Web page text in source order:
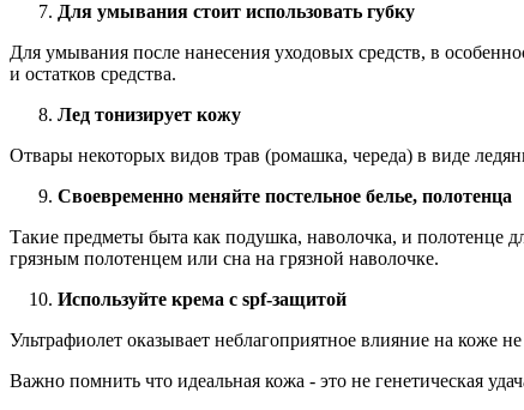
Для умывания стоит использовать губку
Для умывания после нанесения уходовых средств, в
и остатков средства.
Лед тонизирует кожу
Отвары некоторых видов трав (ромашка, череда) в виде
Своевременно меняйте постельное белье, полотенца
Такие предметы быта как подушка, наволочка, и полотенце
грязным полотенцем или сна на грязной наволочке.
Используйте крема с spf-защитой
Ультрафиолет оказывает неблагоприятное влияние на коже
Важно помнить что идеальная кожа - это не генетическая